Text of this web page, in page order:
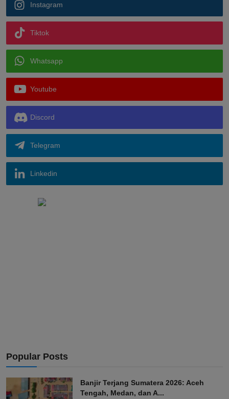
Instagram
Tiktok
Whatsapp
Youtube
Discord
Telegram
Linkedin
Popular Posts
Banjir Terjang Sumatera 2026: Aceh
Tengah, Medan, dan A...